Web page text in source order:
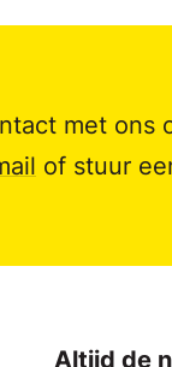
met ons
of stuur
Altijd de